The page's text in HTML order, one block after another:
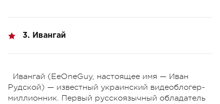
3. Ивангай
Ивангай (EeOneGuy, настоящее имя — Иван
Рудской) — известный украинский видеоблогер-
миллионник. Первый русскоязычный обладатель